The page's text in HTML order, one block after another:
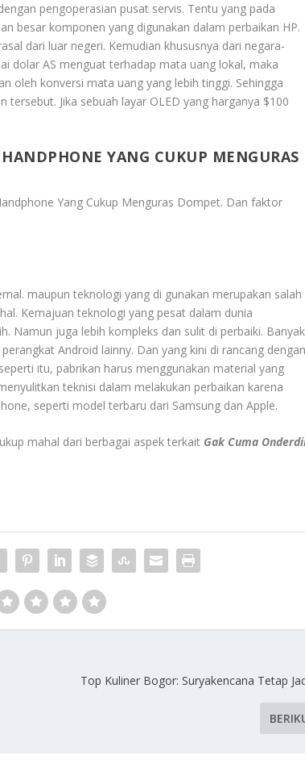
pengoperasian pusat servis. Tentu yang pada
besar komponen yang digunakan dalam perbaikan HP.
dari luar negeri. Kemudian khususnya dari negara-
dolar AS menguat terhadap mata uang lokal, maka
oleh konversi mata uang yang lebih tinggi. Sehingga
Jika sebuah layar OLED yang harganya $100
YANG CUKUP MENGURAS
Yang Cukup Menguras Dompet. Dan faktor
maupun teknologi yang di gunakan merupakan salah
Kemajuan teknologi yang pesat dalam dunia
Namun juga lebih kompleks dan sulit di perbaiki. Banyak
Android lainny. Dan yang kini di rancang
itu, pabrikan harus menggunakan material yang
teknisi dalam melakukan perbaikan karena
seperti model terbaru dari Samsung dan Apple.
mahal dari berbagai aspek terkait Gak Cuma
Top Kuliner Bogor: Suryakencana Tetap